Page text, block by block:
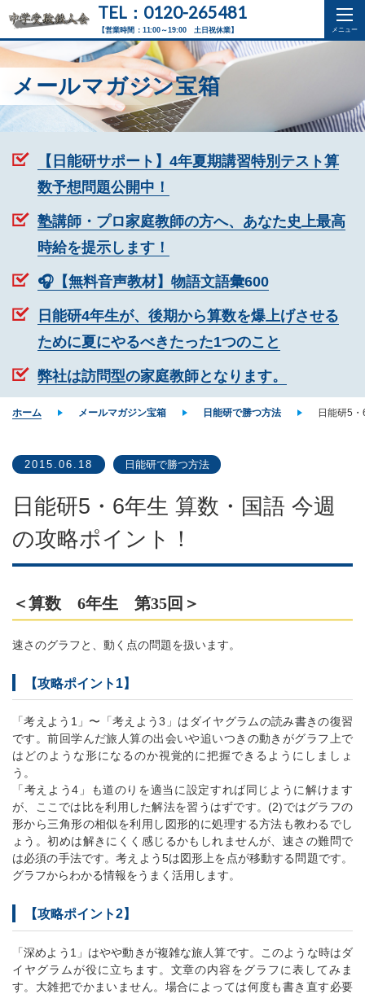
【営業時間：11:00～19:00 土日祝休業】
TEL：0120-265481
メールマガジン宝箱
【日能研サポート】4年夏期講習特別テスト算
数予想問題公開中！
塾講師・プロ家庭教師の方へ、あなた史上最高
時給を提示します！
🎧【無料音声教材】物語文語彙600
日能研4年生が、後期から算数を爆上げさせる
ために夏にやるべきたった1つのこと
弊社は訪問型の家庭教師となります。
ホーム メールマガジン宝箱 日能研で勝つ方法 日能研5
2015.06.18 日能研で勝つ方法
日能研5・6年生 算数・国語 今週
の攻略ポイント！
＜算数 6年生 第35回＞
速さのグラフと、動く点の問題を扱います。
【攻略ポイント1】
「考えよう1」〜「考えよう3」はダイヤグラムの読み書きの復習
です。前回学んだ旅人算の出会いや追いつきの動きがグラフ上で
はどのような形になるのか視覚的に把握できるようにしましょ
う。
「考えよう4」も道のりを適当に設定すれば同じように解けます
が、ここでは比を利用した解法を習うはずです。(2)ではグラフの
形から三角形の相似を利用し図形的に処理する方法も教わるでし
ょう。初めは解きにくく感じるかもしれませんが、速さの難問で
は必須の手法です。考えよう5は図形上を点が移動する問題です。
グラフからわかる情報をうまく活用します。
【攻略ポイント2】
「深めよう1」はやや動きが複雑な旅人算です。このような時はダ
イヤグラムが役に立ちます。文章の内容をグラフに表してみま
す。大雑把でかまいません。場合によっては何度も書き直す必要